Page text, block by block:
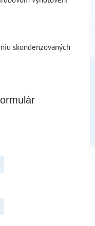
skondenzovaných